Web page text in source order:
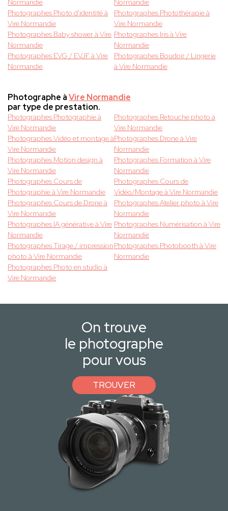
Normandie
Normandie
Photographes Photo d'identité à
Vire Normandie
Photographes Photothérapie à
Vire Normandie
Photographes Baby shower à Vire
Normandie
Photographes Iris à Vire
Normandie
Photographes EVG / EVJF à Vire
Normandie
Photographes Boudoir / Lingerie
à Vire Normandie
Photographe àVire Normandie
par type de prestation.
Photographes Photographie à
Vire Normandie
Photographes Retouche photo à
Vire Normandie
Photographes Vidéo et montage à
Vire Normandie
Photographes Drone à Vire
Normandie
Photographes Motion design à
Vire Normandie
Photographes Formation à Vire
Normandie
Photographes Cours de
Photographie à Vire Normandie
Photographes Cours de
Vidéo/Montage à Vire Normandie
Photographes Cours de Drone à
Vire Normandie
Photographes Atelier photo à Vire
Normandie
Photographes IA générative à Vire
Normandie
Photographes Numérisation à Vire
Normandie
Photographes Tirage / impression
photo à Vire Normandie
Photographes Photobooth à Vire
Normandie
Photographes Photo en studio à
Vire Normandie
On trouve
le photographe
pour vous
TROUVER